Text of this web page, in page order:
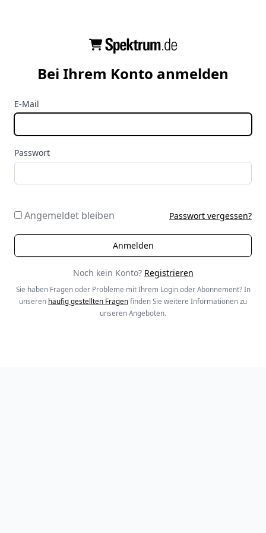
Bei Ihrem Konto anmelden
E-Mail
Passwort
Angemeldet bleiben Passwort vergessen?
Noch kein Konto? Registrieren
Sie haben Fragen oder Probleme mit Ihrem Login oder Abonnement? In
unseren häufig gestellten Fragen finden Sie weitere Informationen zu
unseren Angeboten.